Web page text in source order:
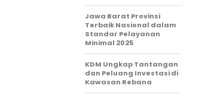
Jawa Barat Provinsi
Terbaik Nasional dalam
Standar Pelayanan
Minimal 2025
KDM Ungkap Tantangan
dan Peluang Investasi di
Kawasan Rebana